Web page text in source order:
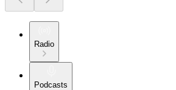
Radio
Podcasts